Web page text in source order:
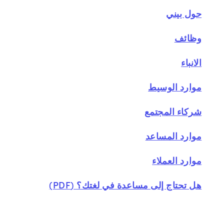
حول بيني
وظائف
الانباء
موارد الوسيط
شركاء المجتمع
موارد المساعد
موارد العملاء
هل تحتاج إلى مساعدة في لغتك؟ (PDF)